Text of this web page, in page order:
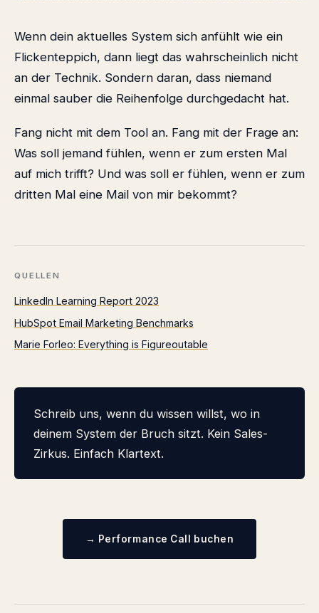
Wenn dein aktuelles System sich anfühlt wie ein
Flickenteppich, dann liegt das wahrscheinlich nicht
an der Technik. Sondern daran, dass niemand
einmal sauber die Reihenfolge durchgedacht hat.
Fang nicht mit dem Tool an. Fang mit der Frage an:
Was soll jemand fühlen, wenn er zum ersten Mal
auf mich trifft? Und was soll er fühlen, wenn er zum
dritten Mal eine Mail von mir bekommt?
QUELLEN
LinkedIn Learning Report 2023
HubSpot Email Marketing Benchmarks
Marie Forleo: Everything is Figureoutable
Schreib uns, wenn du wissen willst, wo in
deinem System der Bruch sitzt. Kein Sales-
Zirkus. Einfach Klartext.
→ Performance Call buchen